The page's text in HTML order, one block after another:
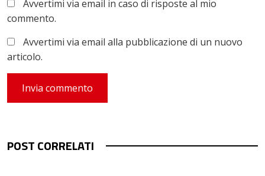
Avvertimi via email in caso di risposte al mio
commento.
Avvertimi via email alla pubblicazione di un nuovo
articolo.
POST CORRELATI